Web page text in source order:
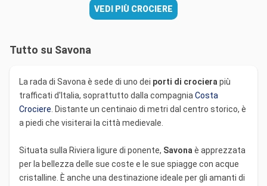
VEDI PIÙ CROCIERE
Tutto su Savona
La rada di Savona è sede di uno dei porti di crocierapiù
trafficati d'Italia, soprattutto dalla compagniaCosta
Crociere. Distante un centinaio di metri dal centro storico, è
a piedi che visiterai la città medievale.
Situata sulla Riviera ligure di ponente, Savonaè apprezzata
per la bellezza delle sue coste e le sue spiagge con acque
cristalline. È anche una destinazione ideale per gli amanti di